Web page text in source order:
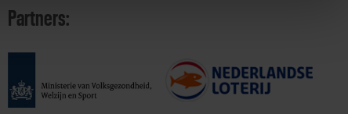
Partners: